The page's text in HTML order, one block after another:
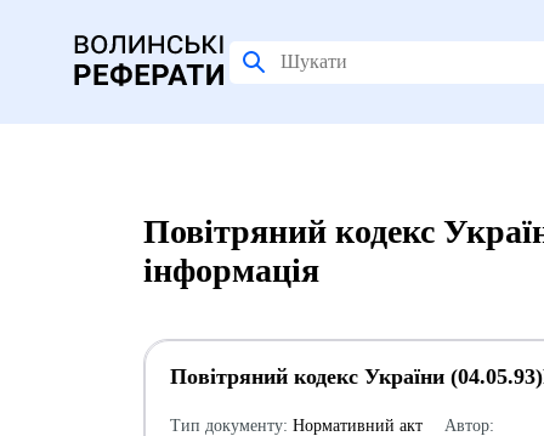
Повітряний кодекс
інформація
Повітряний кодекс України
Тип документу: Нормативний акт
Автор: